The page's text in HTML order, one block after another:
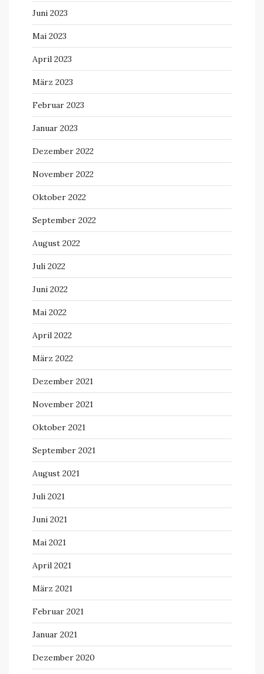
Juni 2023
Mai 2023
April 2023
März 2023
Februar 2023
Januar 2023
Dezember 2022
November 2022
Oktober 2022
September 2022
August 2022
Juli 2022
Juni 2022
Mai 2022
April 2022
März 2022
Dezember 2021
November 2021
Oktober 2021
September 2021
August 2021
Juli 2021
Juni 2021
Mai 2021
April 2021
März 2021
Februar 2021
Januar 2021
Dezember 2020